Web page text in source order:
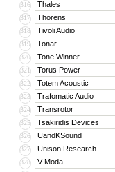
316 Thales
317 Thorens
318 Tivoli Audio
319 Tonar
320 Tone Winner
321 Torus Power
322 Totem Acoustic
323 Trafomatic Audio
324 Transrotor
325 Tsakiridis Devices
326 UandKSound
327 Unison Research
328 V-Moda